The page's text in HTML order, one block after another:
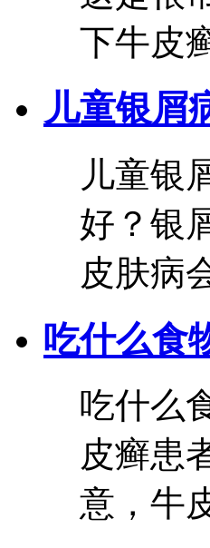
下牛皮
儿童银屑
儿童银
好？银
皮肤病
吃什么食
吃什么
皮癣患
意，牛